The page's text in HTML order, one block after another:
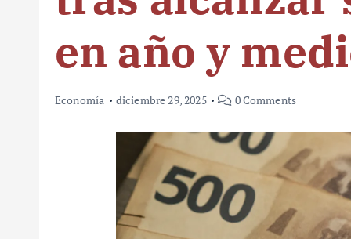
en año y
Economía diciembre 29, 2025 0 Comments